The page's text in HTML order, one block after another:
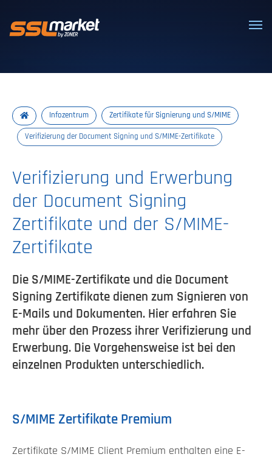
Vertrauenswürdige SSL/TLS-
Infozentrum Zertifikate für Signierung und S/MIME
Verifizierung der Document Signing und S/MIME-Zertifikate
Verifizierung und Erwerbung
der Document Signing
Zertifikate und der S/MIME-
Zertifikate
Die S/MIME-Zertifikate und die Document
Signing Zertifikate dienen zum Signieren von
E-Mails und Dokumenten. Hier erfahren Sie
mehr über den Prozess ihrer Verifizierung und
Erwerbung. Die Vorgehensweise ist bei den
einzelnen Produkten unterschiedlich.
S/MIME Zertifikate Premium
Zertifikate S/MIME Client Premium enthalten eine E-